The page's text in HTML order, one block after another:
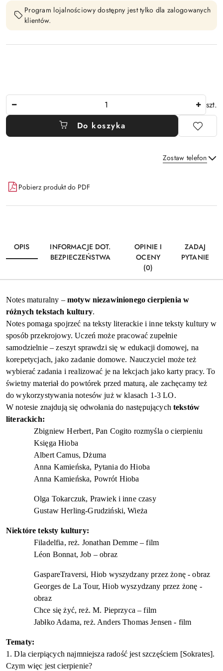
Program lojalnościowy dostępny jest tylko dla zalogowanych
klientów.
szt.
Do koszyka
Zostaw telefon
Dostępność
i
dostawa
Pobierz produkt do PDF
OPIS
INFORMACJE DOT.
BEZPIECZEŃSTWA
OPINIE I
OCENY
(0)
ZADAJ
PYTANIE
Notes maturalny – motyw niezawinionego cierpienia w
różnych tekstach kultury.
Notes pomaga spojrzeć na teksty literackie i inne teksty kultury w
sposób przekrojowy. Uczeń może pracować zupełnie
samodzielnie – zeszyt sprawdzi się w edukacji domowej, na
korepetycjach,jako zadanie domowe. Nauczyciel może też
wybierać zadania i realizować je na lekcjachjako karty pracy.To
świetny materiał do powtórek przed maturą, ale zachęcamy też
do wykorzystywania notesów już w klasach 1-3 LO.
W notesie znajdują się odwołania do następujących tekstów
literackich:
Zbigniew Herbert, Pan Cogito rozmyśla o cierpieniu
KsięgaHioba
Albert Camus, Dżuma
Anna Kamieńska, Pytania do Hioba
Anna Kamieńska, Powrót Hioba
Olga Tokarczuk, Prawiek i inne czasy
Gustaw Herling-Grudziński, Wieża
Niektóreteksty kultury:
Filadelfia, reż. JonathanDemme– film
Léon Bonnat, Job – obraz
GaspareTraversi, Hiob wyszydzany przez żonę - obraz
Georges de La Tour, Hiob wyszydzany przez żonę -
obraz
Chce się żyć, reż. M. Pieprzyca – film
Jabłko Adama, reż. Anders Thomas Jensen - film
Tematy:
1.Dla cierpiących najmniejsza radość jest szczęściem [Sokrates].
Czym więc jest cierpienie?